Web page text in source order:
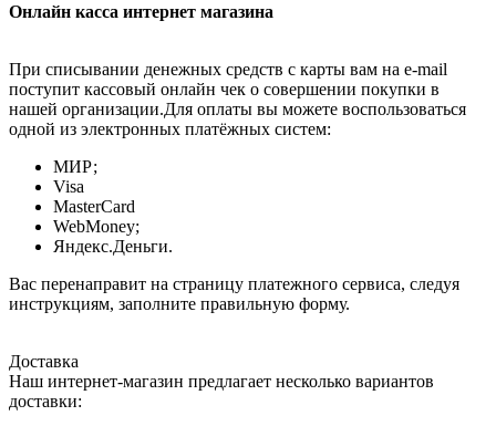
Онлайн касса интернет магазина
При списывании денежных средств с карты вам на e-mail
поступит кассовый онлайн чек о совершении покупки в
нашей организации.Для оплаты вы можете воспользоваться
одной из электронных платёжных систем:
МИР;
Visa
MasterCard
WebMoney;
Яндекс.Деньги.
Вас перенаправит на страницу платежного сервиса, следуя
инструкциям, заполните правильную форму.
Доставка
Наш интернет-магазин предлагает несколько вариантов
доставки: